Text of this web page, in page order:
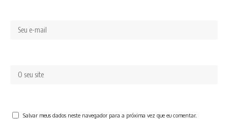
Salvar meus dados neste navegador para a próxima vez que eu comentar.